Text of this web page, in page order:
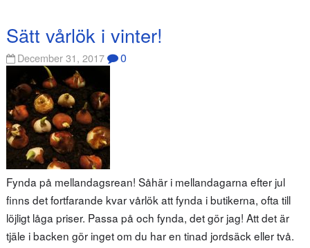
Sätt vårlök i vinter!
December 31, 2017 0
Fynda på mellandagsrean! Såhär i mellandagarna efter jul
finns det fortfarande kvar vårlök att fynda i butikerna, ofta till
löjligt låga priser. Passa på och fynda, det gör jag! Att det är
tjäle i backen gör inget om du har en tinad jordsäck eller två.